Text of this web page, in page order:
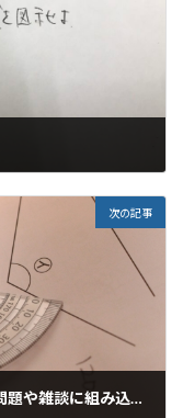
次の記事
数学の実生活や他科目とのかかわりを問題や雑談に組み込む